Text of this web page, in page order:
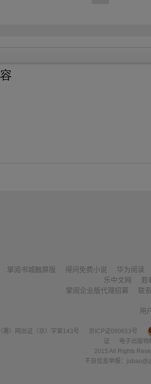
掌阅书城触屏版 得间免费小说
华为阅读
乐中文网
若
掌阅企业版代理招募
联
用
（署）网出证（京）字第143号
京ICP证090653号
证
电子出版
2015 All Rights
不良信息举报：